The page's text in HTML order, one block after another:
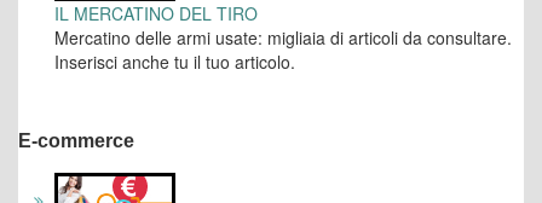
IL MERCATINO DEL TIRO
Mercatino delle armi usate: migliaia di articoli da consultare.
Inserisci anche tu il tuo articolo.
E-commerce